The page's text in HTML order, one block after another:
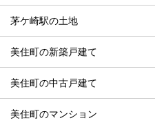
茅ケ崎駅の土地
美住町の新築戸建て
美住町の中古戸建て
美住町のマンション